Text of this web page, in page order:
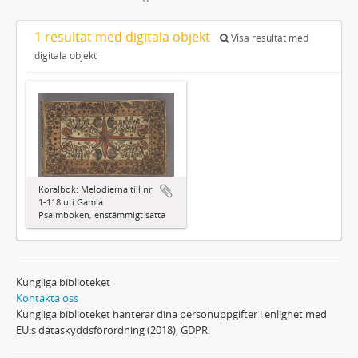
1 resultat med digitala objekt
Visa resultat med
digitala objekt
Koralbok: Melodierna till nr
1-118 uti Gamla
Psalmboken, enstämmigt satta
Kungliga biblioteket
Kontakta oss
Kungliga biblioteket hanterar dina personuppgifter i enlighet med
EU:s dataskyddsförordning (2018), GDPR.